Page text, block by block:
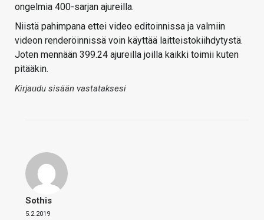
ongelmia 400-sarjan ajureilla.
Niistä pahimpana ettei video editoinnissa ja valmiin
videon renderöinnissä voin käyttää laitteistokiihdytystä.
Joten mennään 399.24 ajureilla joilla kaikki toimii kuten
pitääkin.
Kirjaudu sisään vastataksesi
Sothis
5.2.2019